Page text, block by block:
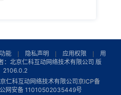
能 隐私声明 应用权限
用
：北京仁科互动网络技术有限公司 版
2106.0.2
仁科互动网络技术有限公司京ICP备
网安备 11010502035449号